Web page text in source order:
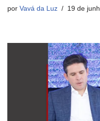
por Vavá da Luz 19 de